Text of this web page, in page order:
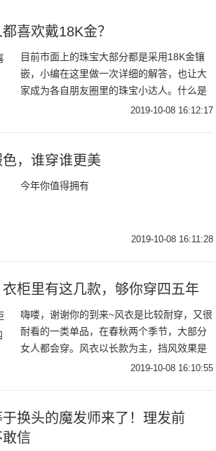
喜欢戴18K金？
目前市面上的珠宝大部分都是采用18K金镶
嵌，小编在这里做一次详细的解答，也让大
家成为各自朋友圈里的珠宝小达人。什么是
18K?8K金，这是一种合金，是24K黄金和其
2019-10-08 16:12:17
，谁穿谁更美
今年你值得拥有
2019-10-08 16:11:28
柜里有这几款，够你穿四五年
嗨喽，谢谢你的到来~风衣是比较耐穿，又很
耐看的一类单品，在春秋两个季节，大部分
女人都会穿。风衣以长款为主，挡风效果是
很棒的，所以秋季天冷风大，穿风衣是最适
2019-10-08 16:10:55
换头的魔发师来了！理发前
信